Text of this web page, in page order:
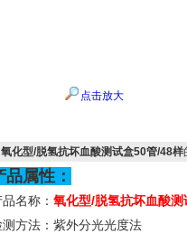
点击放大
氧化型/脱氢抗坏血酸测试盒50管/48样
品属性：
品名称： 氧化型/脱氢抗坏血酸
测方法：紫外分光光度法